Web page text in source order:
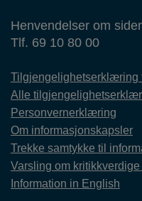
Henvendelser om
Tlf. 69 10 80 00
Tilgjengelighetserklæring
Alle
Personvernerklæring
Om informasjonskapsler
Trekke samtykke til
Varsling om kritikkverdige
Information in English